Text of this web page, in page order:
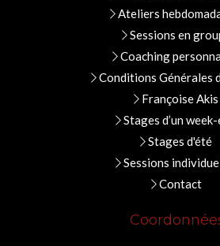
Ateliers
Sessions en
Coaching
Conditions Générales
Françoise Akis
Stages d’un
Stages d'été
Sessions
Contact